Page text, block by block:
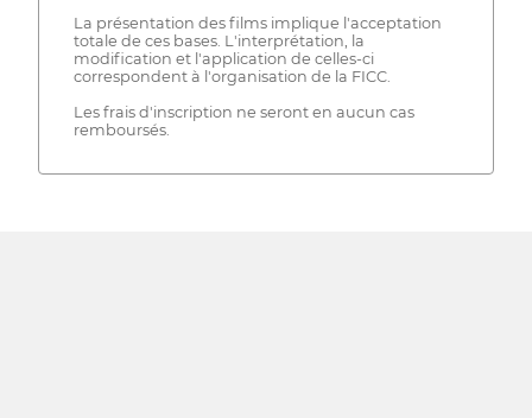
La présentation des films implique l'acceptation
totale de ces bases. L'interprétation, la
modification et l'application de celles-ci
correspondent à l'organisation de la FICC.
Les frais d'inscription ne seront en aucun cas
remboursés.